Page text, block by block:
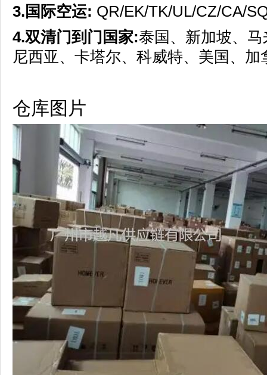
3. 国际空运: QR/EK/TK/UL/CZ/CA/
4.双清门到门国家:泰国、新加坡、
尼西亚、卡塔尔、科威特、美国、加
仓库图片